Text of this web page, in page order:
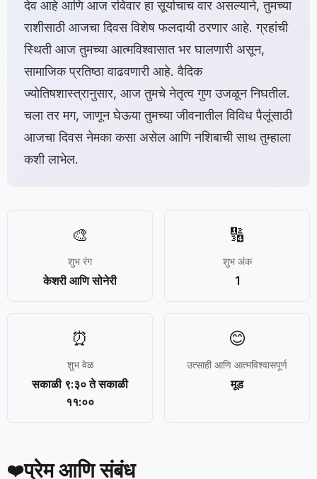
देव आहे आणि आज रविवार हा सूर्याचाच वार असल्याने, तुमच्या
राशीसाठी आजचा दिवस विशेष फलदायी ठरणार आहे. ग्रहांची
स्थिती आज तुमच्या आत्मविश्वासात भर घालणारी असून,
सामाजिक प्रतिष्ठा वाढवणारी आहे. वैदिक
ज्योतिषशास्त्रानुसार, आज तुमचे नेतृत्व गुण उजळून निघतील.
चला तर मग, जाणून घेऊया तुमच्या जीवनातील विविध पैलूंसाठी
आजचा दिवस नेमका कसा असेल आणि नशिबाची साथ तुम्हाला
कशी लाभेल.
🎨
शुभ रंग
केशरी आणि सोनेरी
🔢
शुभ अंक
1
⏰
शुभ वेळ
सकाळी ९:३० ते सकाळी
११:००
😊
उत्साही आणि आत्मविश्वासपूर्ण
मूड
❤️प्रेम आणि संबंध